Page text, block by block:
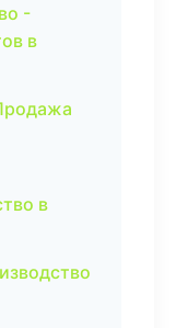
-
в
в